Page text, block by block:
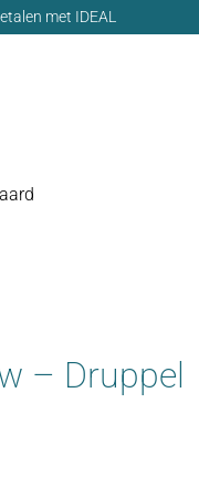
met IDEAL
– Druppel